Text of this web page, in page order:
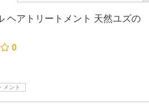
ヘアトリートメント 天然ユズの
0
メント